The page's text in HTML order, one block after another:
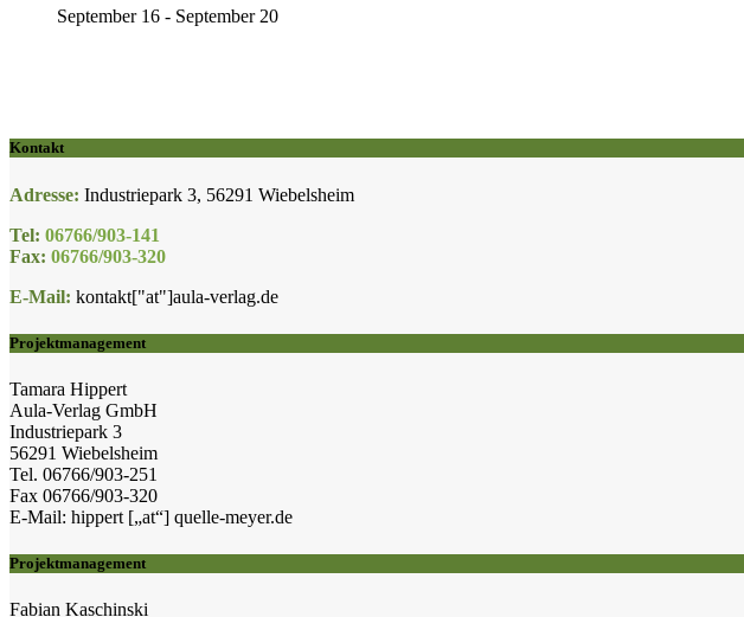
September 16 - September 20
Kontakt
Adresse: Industriepark 3, 56291 Wiebelsheim
Tel: 06766/903-141
Fax: 06766/903-320
E-Mail: kontakt["at"]aula-verlag.de
Projektmanagement
Tamara Hippert
Aula-Verlag GmbH
Industriepark 3
56291 Wiebelsheim
Tel. 06766/903-251
Fax 06766/903-320
E-Mail: hippert [„at“] quelle-meyer.de
Projektmanagement
Fabian Kaschinski